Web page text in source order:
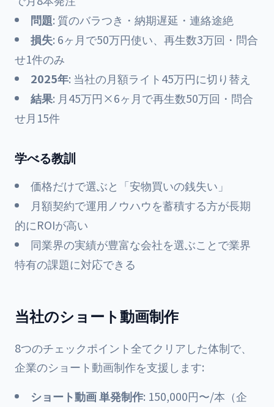
問題: 質のバラつき・納期遅延・連絡途絶
損失: 6ヶ月で50万円使い、再生数3万回・問合
せ1件のみ
2025年: 当社の月額ライト45万円に切り替え
結果: 月45万円×6ヶ月で再生数50万回・問合
せ月15件
学べる教訓
価格だけで選ぶと「安物買いの銭失い」
月額契約で運用ノウハウを蓄積する方が長期
的にROIが高い
同業界の実績が豊富な会社を選ぶことで業界
特有の課題に対応できる
当社のショート動画制作
8つのチェックポイント全てクリアした体制で、
企業のショート動画制作を支援します:
ショート動画 単発制作: 150,000円〜/本（企